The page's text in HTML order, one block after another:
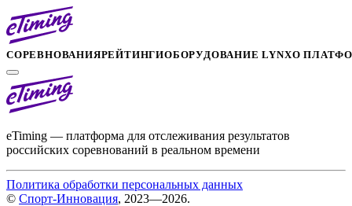
СОРЕВНОВАНИЯРЕЙТИНГИОБОРУДОВАНИЕ LYNXО
eTiming — платформа для отслеживания результатов
российских соревнований в реальном времени
Политика обработки персональных данных
© Спорт-Инновация, 2023—2026.